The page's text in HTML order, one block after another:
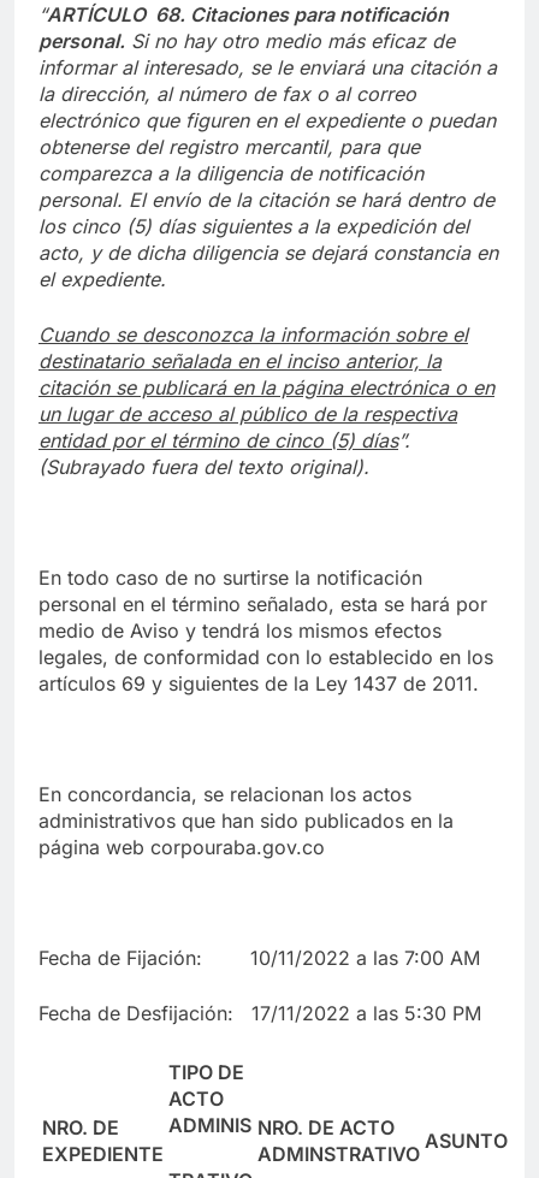
“ARTÍCULO 68. Citaciones para notificación
personal. Si no hay otro medio más eficaz de
informar al interesado, se le enviará una citación a
la dirección, al número de fax o al correo
electrónico que figuren en el expediente o puedan
obtenerse del registro mercantil, para que
comparezca a la diligencia de notificación
personal. El envío de la citación se hará dentro de
los cinco (5) días siguientes a la expedición del
acto, y de dicha diligencia se dejará constancia en
el expediente.
Cuando se desconozca la información sobre el
destinatario señalada en el inciso anterior, la
citación se publicará en la página electrónica o en
un lugar de acceso al público de la respectiva
entidad por el término de cinco (5) días”.
(Subrayado fuera del texto original).
En todo caso de no surtirse la notificación
personal en el término señalado, esta se hará por
medio de Aviso y tendrá los mismos efectos
legales, de conformidad con lo establecido en los
artículos 69 y siguientes de la Ley 1437 de 2011.
En concordancia, se relacionan los actos
administrativos que han sido publicados en la
página web corpouraba.gov.co
Fecha de Fijación: 10/11/2022 a las 7:00 AM
Fecha de Desfijación: 17/11/2022 a las 5:30 PM
NRO. DE
EXPEDIENTE
TIPO DE
ACTO
ADMINIS NRO. DE ACTO
ADMINSTRATIVO
ASUNTO